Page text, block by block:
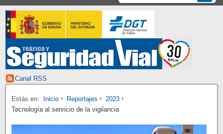
Canal RSS
Estás en: Inicio Reportajes
2023
Tecnología al servicio de la vigilancia